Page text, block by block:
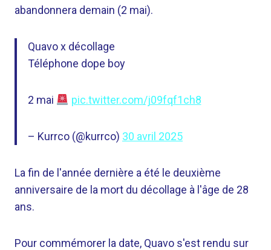
abandonnera demain (2 mai).
Quavo x décollage
Téléphone dope boy
2 mai pic.twitter.com/j09fqf1ch8
– Kurrco (@kurrco) 30 avril 2025
La fin de l'année dernière a été le deuxième
anniversaire de la mort du décollage à l'âge de 28
ans.
Pour commémorer la date, Quavo s'est rendu sur